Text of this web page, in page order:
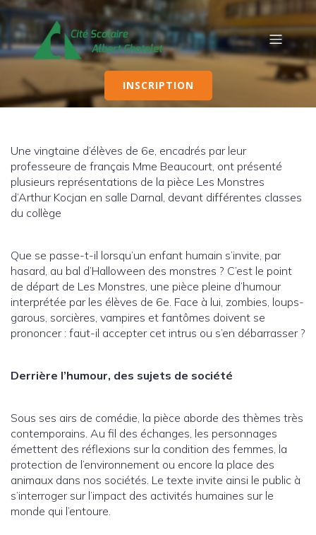
INSCRIPTION
Une vingtaine d’élèves de 6e, encadrés par leur
professeure de français Mme Beaucourt, ont présenté
plusieurs représentations de la pièce Les Monstres
d’Arthur Kocjan en salle Darnal, devant différentes classes
du collège
Que se passe-t-il lorsqu’un enfant humain s’invite, par
hasard, au bal d’Halloween des monstres ? C’est le point
de départ de Les Monstres, une pièce pleine d’humour
interprétée par les élèves de 6e. Face à lui, zombies, loups-
garous, sorcières, vampires et fantômes doivent se
prononcer : faut-il accepter cet intrus ou s’en débarrasser ?
Derrière l’humour, des sujets de société
Sous ses airs de comédie, la pièce aborde des thèmes très
contemporains. Au fil des échanges, les personnages
émettent des réflexions sur la condition des femmes, la
protection de l’environnement ou encore la place des
animaux dans nos sociétés. Le texte invite ainsi le public à
s’interroger sur l’impact des activités humaines sur le
monde qui l’entoure.